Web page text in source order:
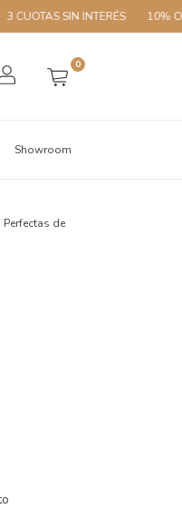
SIN INTERÉS 10% OFF CON
0
Showroom
de